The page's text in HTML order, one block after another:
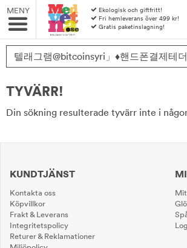
MENY
Ekologisk och giftfritt!
Fri hemleverans över 499 kr!
Gratis paketinslagning!
Produkten har blivit tillagd i
TYVÄRR!
Din sökning resulterade tyvärr inte i
KUNDTJÄNST
Kontakta oss
Köpvillkor
Frakt & Leverans
Integritetspolicy
Returer & Reklamationer